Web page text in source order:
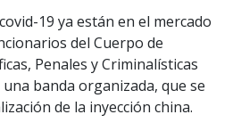
19 ya están en el mercado
del Cuerpo de
Penales y Criminalísticas
banda organizada, que se
de la inyección china.